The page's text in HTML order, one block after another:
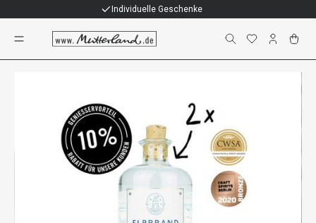
Individuelle Geschenke